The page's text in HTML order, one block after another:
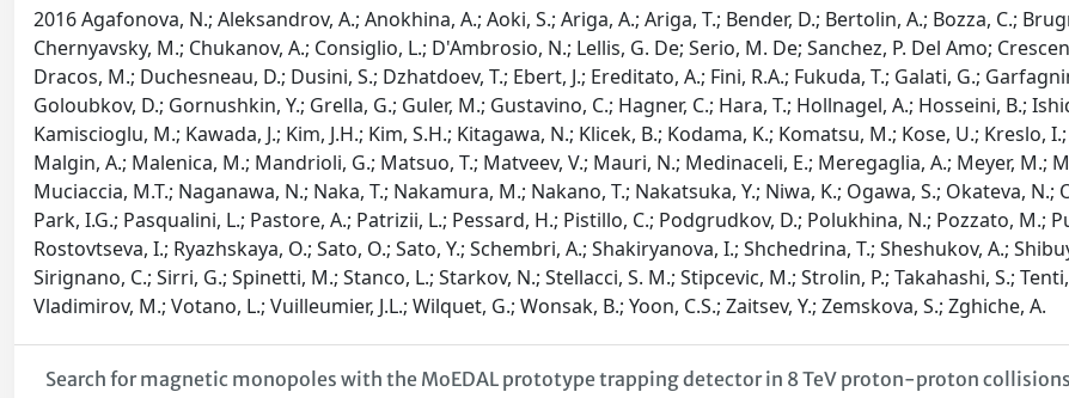
2016 Agafonova, N.; Aleksandrov, A.; Anokhina, A.; Aoki, S.; Ariga, A.; Ariga, T.; Bender, D.; Bertolin, A.; Bozza, C.;
Chernyavsky, M.; Chukanov, A.; Consiglio, L.; D'Ambrosio, N.; Lellis, G. De; Serio, M. De; Sanchez, P. Del Amo;
Dracos, M.; Duchesneau, D.; Dusini, S.; Dzhatdoev, T.; Ebert, J.; Ereditato, A.; Fini, R.A.; Fukuda, T.; Galati, G.;
Goloubkov, D.; Gornushkin, Y.; Grella, G.; Guler, M.; Gustavino, C.; Hagner, C.; Hara, T.; Hollnagel, A.; Hosseini, B.;
Kamiscioglu, M.; Kawada, J.; Kim, J.H.; Kim, S.H.; Kitagawa, N.; Klicek, B.; Kodama, K.; Komatsu, M.; Kose, U.; Kreslo,
Malgin, A.; Malenica, M.; Mandrioli, G.; Matsuo, T.; Matveev, V.; Mauri, N.; Medinaceli, E.; Meregaglia, A.; Meyer, M.;
Muciaccia, M.T.; Naganawa, N.; Naka, T.; Nakamura, M.; Nakano, T.; Nakatsuka, Y.; Niwa, K.; Ogawa, S.; Okateva, N.;
Park, I.G.; Pasqualini, L.; Pastore, A.; Patrizii, L.; Pessard, H.; Pistillo, C.; Podgrudkov, D.; Polukhina, N.; Pozzato, M.;
Rostovtseva, I.; Ryazhskaya, O.; Sato, O.; Sato, Y.; Schembri, A.; Shakiryanova, I.; Shchedrina, T.; Sheshukov, A.;
Sirignano, C.; Sirri, G.; Spinetti, M.; Stanco, L.; Starkov, N.; Stellacci, S. M.; Stipcevic, M.; Strolin, P.; Takahashi, S.;
Vladimirov, M.; Votano, L.; Vuilleumier, J.L.; Wilquet, G.; Wonsak, B.; Yoon, C.S.; Zaitsev, Y.; Zemskova, S.; Zghiche, A.
Search for magnetic monopoles with the MoEDAL prototype trapping detector in 8 TeV proton-proton